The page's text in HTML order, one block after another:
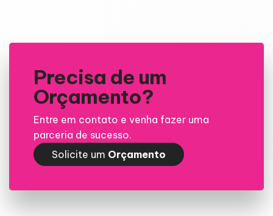
Precisa de um
Orçamento?
Entre em contato e venha fazer uma
parceria de sucesso.
Solicite um Orçamento